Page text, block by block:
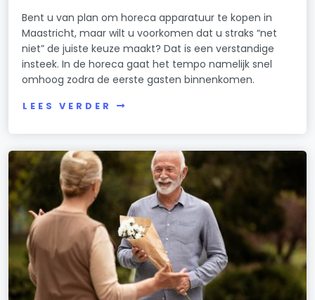
Bent u van plan om horeca apparatuur te kopen in
Maastricht, maar wilt u voorkomen dat u straks “net
niet” de juiste keuze maakt? Dat is een verstandige
insteek. In de horeca gaat het tempo namelijk snel
omhoog zodra de eerste gasten binnenkomen.
LEES VERDER